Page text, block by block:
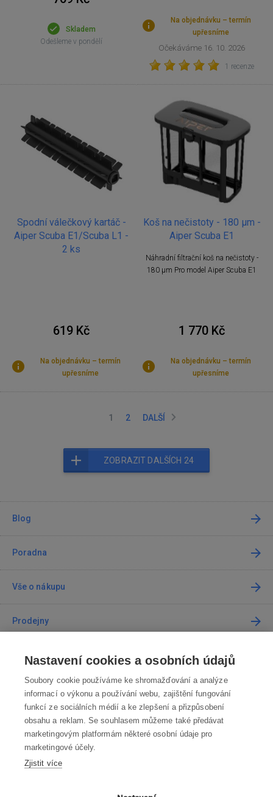
Skladem
Odešleme v pondělí
Na objednávku – termín
upřesníme
Očekáváme 16. 10. 2026
1 recenze
Spodní válečkový kartáč -
Aiper Scuba E1/Scuba L1 -
2 ks
619 Kč
Na objednávku – termín
upřesníme
Koš na nečistoty - 180 µm -
Aiper Scuba E1
Náhradní filtrační koš na nečistoty -
180 µm Pro model Aiper Scuba E1
1 770 Kč
Na objednávku – termín
upřesníme
1 2 DALŠÍ
ZOBRAZIT DALŠÍCH 24
Blog
Poradna
Vše o nákupu
Prodejny
Kontakt
Kontaktujte nás
info@robotworld.cz
220 770 770 Po-Pá 8:00—16:00
VŠECHNY KONTAKTY
Nastavení cookies a osobních údajů
Soubory cookie používáme ke shromažďování a analýze
informací o výkonu a používání webu, zajištění fungování
funkcí ze sociálních médií a ke zlepšení a přizpůsobení
obsahu a reklam. Se souhlasem můžeme také předávat
marketingovým platformám některé osobní údaje pro
marketingové účely.
Zjistit více